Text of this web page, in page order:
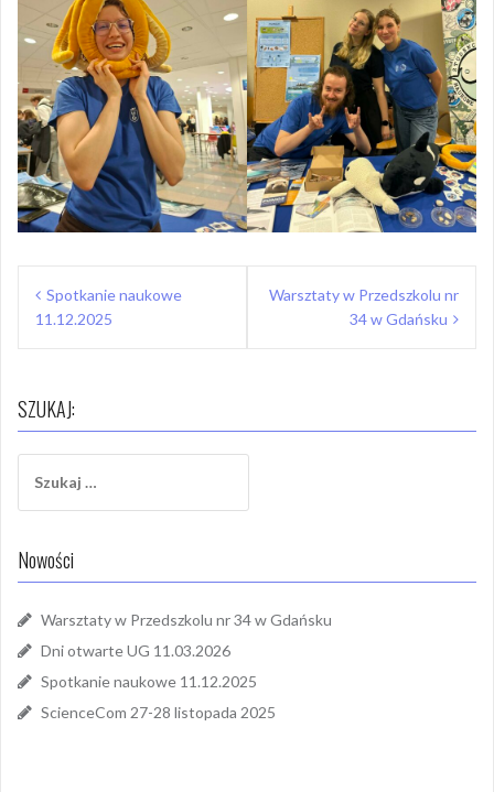
Nawigacja
wpisu
Spotkanie naukowe
11.12.2025
Warsztaty w Przedszkolu nr
34 w Gdańsku
SZUKAJ:
Nowości
Warsztaty w Przedszkolu nr 34 w Gdańsku
Dni otwarte UG 11.03.2026
Spotkanie naukowe 11.12.2025
ScienceCom 27-28 listopada 2025